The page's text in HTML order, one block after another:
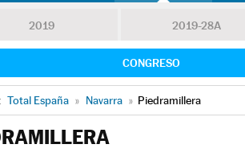
2019 2019-28A
CONGRESO
Total España » Navarra » Piedramillera